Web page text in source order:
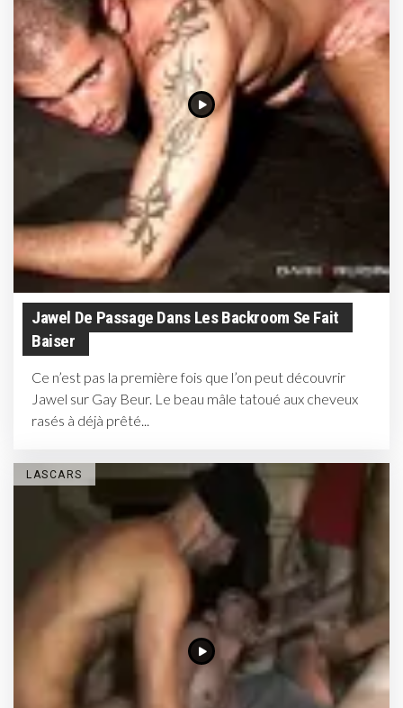
Jawel De Passage Dans Les Backroom Se Fait
Baiser
Ce n’est pas la première fois que l’on peut découvrir
Jawel sur Gay Beur. Le beau mâle tatoué aux cheveux
rasés à déjà prêté...
LASCARS